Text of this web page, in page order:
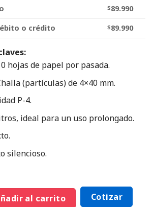
$89.990
o crédito
$89.990
hojas de papel por pasada.
(partículas) de 4×40 mm.
P-4.
ideal para un uso prolongado.
silencioso.
al carrito Cotizar